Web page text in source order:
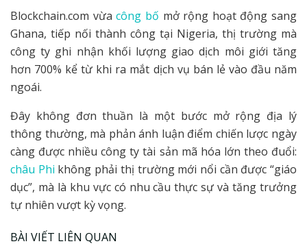
Blockchain.com vừacông bố mở rộng hoạt động sang
Ghana, tiếp nối thành công tại Nigeria, thị trường mà
công ty ghi nhận khối lượng giao dịch môi giới tăng
hơn 700% kể từ khi ra mắt dịch vụ bán lẻ vào đầu năm
ngoái.
Đây không đơn thuần là một bước mở rộng địa lý
thông thường, mà phản ánh luận điểm chiến lược ngày
càng được nhiều công ty tài sản mã hóa lớn theo đuổi:
châu Phi không phải thị trường mới nổi cần được “giáo
dục”, mà là khu vực có nhu cầu thực sự và tăng trưởng
tự nhiên vượt kỳ vọng.
BÀI VIẾT LIÊN QUAN